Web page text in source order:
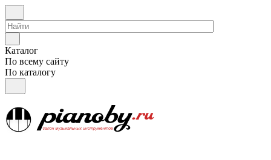
Каталог
По всему сайту
По каталогу